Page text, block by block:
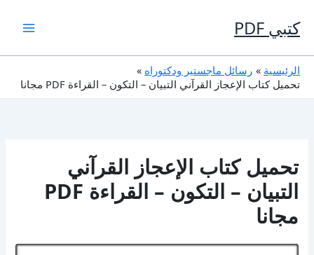
إلى
المحتوى
كتبي PDF
الرئيسية
رسائل ماجستير ودكتوراه
تحميل كتاب الإعجاز القرآني التبيان – التكون – القراءة PDF مجانا
تحميل كتاب الإعجاز القرآني
التبيان – التكون – القراءة PDF
مجانا